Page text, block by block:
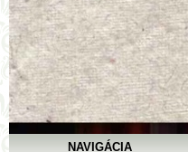
NAVIGÁCIA